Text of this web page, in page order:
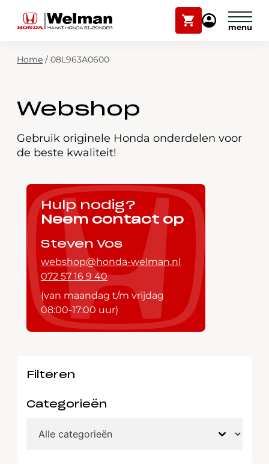
Winkelwagen
Mijn
Modellen
Over ons
Webshop
Contact
Zoekfunctie
Plan onderhoud
Mijn Honda Welman
Home / 08L963A0600
Webshop
Gebruik originele Honda onderdelen voor
de beste kwaliteit!
Hulp nodig?
Neem contact op
Steven Vos
webshop@honda-welman.nl
072 57 16 9 40
(van maandag t/m vrijdag
08:00-17:00 uur)
Filteren
Categorieën